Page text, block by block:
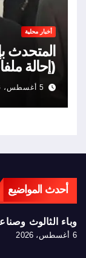
أخبار محلية
المتحدث
(إحالة
خلال
5 أغسطس، 2026
أحدث المواضيع
وباء الثالوث
6 أغسطس، 2026